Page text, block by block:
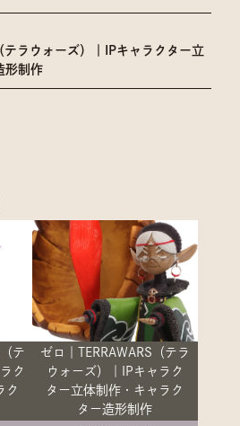
テラウォーズ）｜IPキャラクター立
形制作
テ
ク
ク
ゼロ｜TERRAWARS（テラ
ウォーズ）｜IPキャラク
ター立体制作・キャラク
ター造形制作